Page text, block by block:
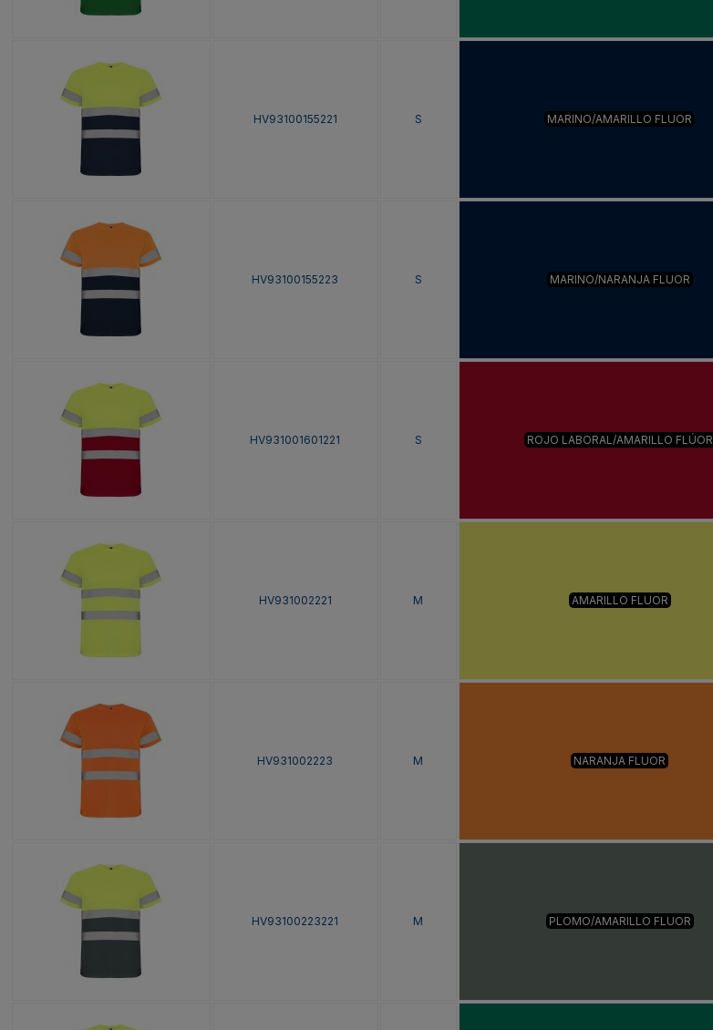
HV93100155221 S MARINO/AMARILLO FLUOR
HV93100155223 S MARINO/NARANJA FLUOR
HV931001601221 S ROJO LABORAL/AMARILLO FLÚOR
HV931002221 M AMARILLO FLUOR
HV931002223 M NARANJA FLUOR
HV93100223221 M PLOMO/AMARILLO FLUOR